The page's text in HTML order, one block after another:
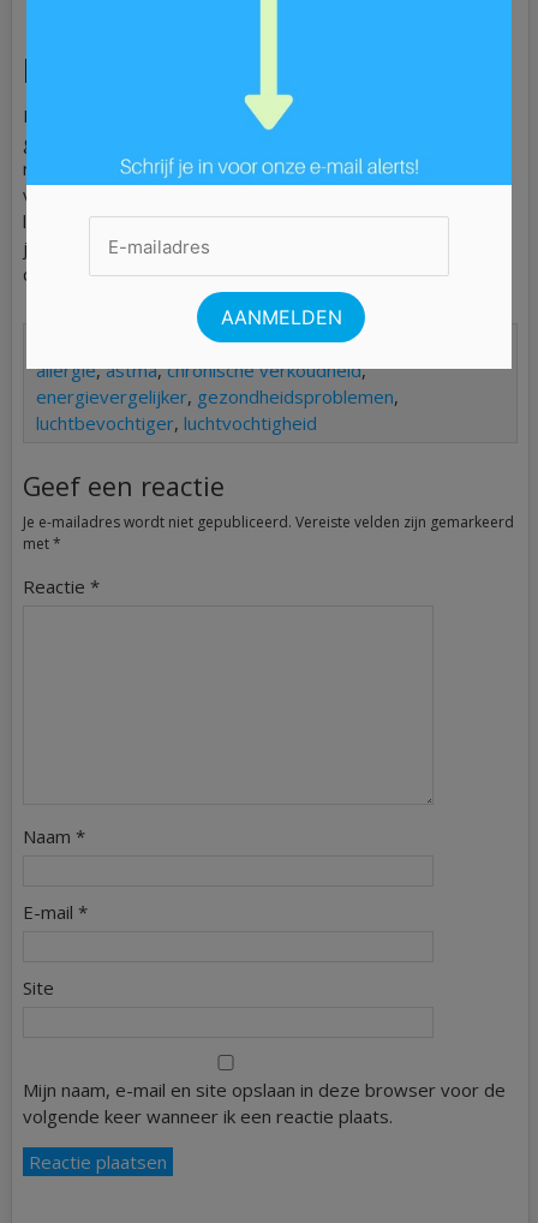
luchtvochtigheid?
Het beste hulpmiddel tegen te hoge luchtvochtigheid is
goed ventileren. Zet dus elke dag in ieder geval even de
ramen open, ook ’s winters. Daarnaast kun je een
ventilatiesysteem laten installeren en/of een (mobiele)
luchtontvochtiger in huis halen. Tot slot is het belangrijk dat
je altijd de afzuiging aanzet, wanneer je aan het koken of
douchen bent.
Geen categorie| Tag:ademhalingsklachten
allergie,astma,chronische verkoudheid,
energievergelijker, gezondheidsproblemen,
luchtbevochtiger, luchtvochtigheid
Geef een reactie
Je e-mailadres wordt niet gepubliceerd. Vereiste velden zijn gemarkeerd
met*
Reactie *
Naam *
E-mail *
Site
Mijn naam, e-mail en site opslaan in deze browser voor de
volgende keer wanneer ik een reactie plaats.